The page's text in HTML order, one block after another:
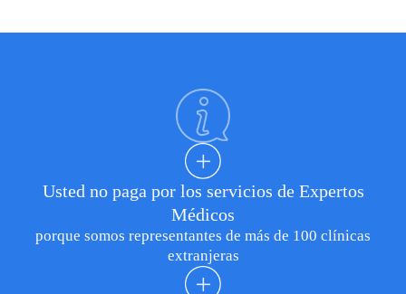
Usted no paga por los servicios de Expertos
Médicos
porque somos representantes de más de 100 clínicas
extranjeras